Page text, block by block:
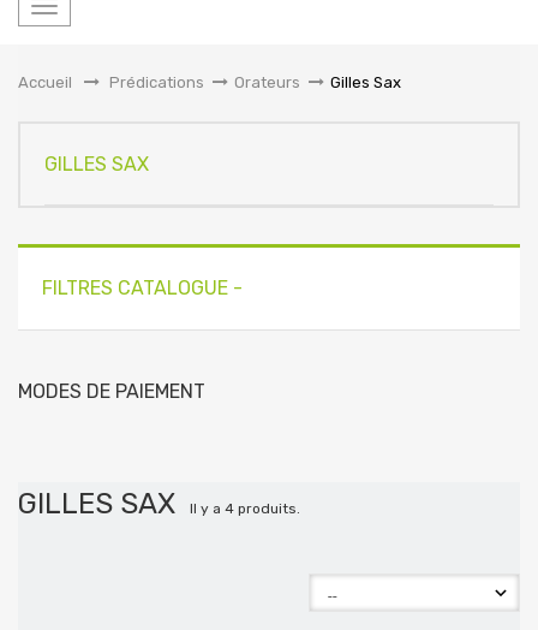
Basculer
Accueil
&gt;Prédications > Orateurs > Gilles Sax
GILLES SAX
FILTRES CATALOGUE -
MODES DE PAIEMENT
GILLES SAX Il y a 4 produits.